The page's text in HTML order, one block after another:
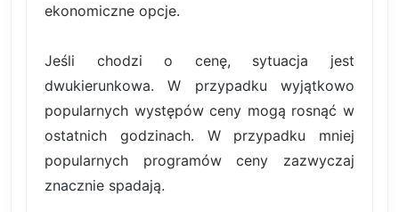
ekonomiczne opcje.
Jeśli chodzi o cenę, sytuacja jest
dwukierunkowa. W przypadku wyjątkowo
popularnych występów ceny mogą rosnąć w
ostatnich godzinach. W przypadku mniej
popularnych programów ceny zazwyczaj
znacznie spadają.